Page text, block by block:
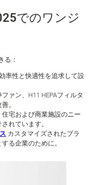
でのワンジ
る：
率性と快適性を追求して設
ァン、H11 HEPAフィルタ
。
宅および商業施設のニー
れています。
カスタマイズされたブラ
る企業のために。